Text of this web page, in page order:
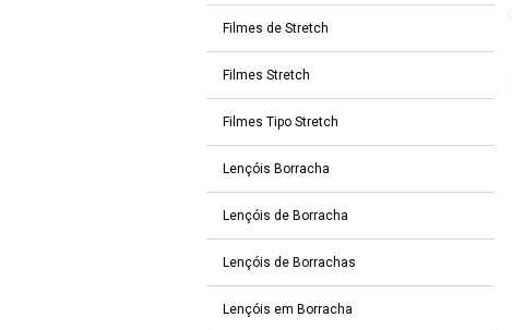
Filmes de Stretch
Filmes Stretch
Filmes Tipo Stretch
Lençóis Borracha
Lençóis de Borracha
Lençóis de Borrachas
Lençóis em Borracha